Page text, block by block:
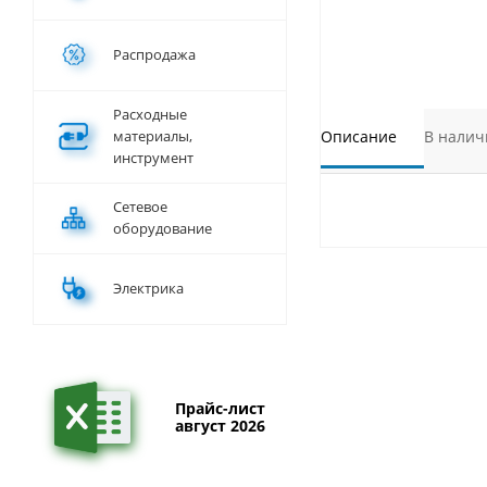
Описание В
Распродажа
Расходные
материалы,
инструмент
Сетевое
оборудование
Электрика
Прайс-лист
август 2026